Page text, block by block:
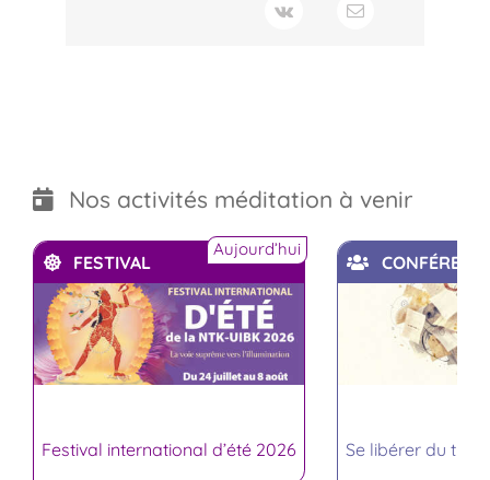
Nos activités méditation à venir
FESTIVAL
Aujourd’hui
Festival international d’été 2026 Se libérer du